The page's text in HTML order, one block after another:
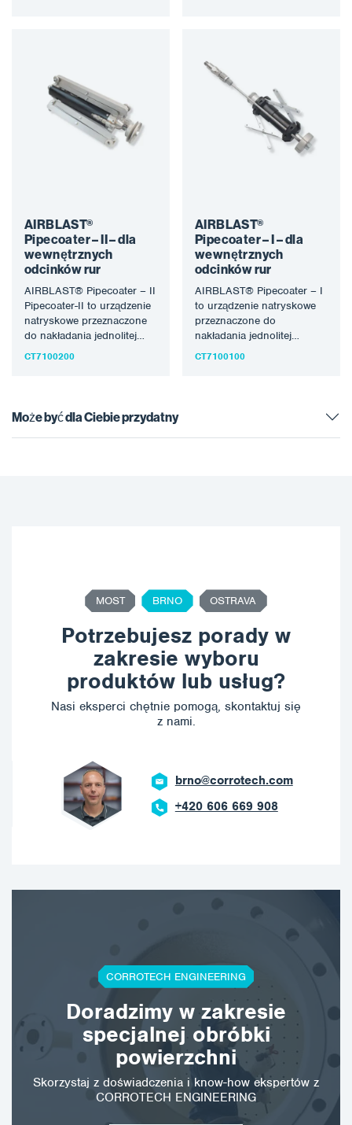
AIRBLAST®
Pipecoater – II – dla
wewnętrznych
odcinków rur
AIRBLAST® Pipecoater – II
Pipecoater-II to urządzenie
natryskowe przeznaczone
do nakładania jednolitej
powłoki na wewnętrzną
CT7100200
AIRBLAST®
Pipecoater – I – dla
wewnętrznych
odcinków rur
AIRBLAST® Pipecoater – I
to urządzenie natryskowe
przeznaczone do
nakładania jednolitej
powłoki na wewnętrzną
CT7100100
Może być dla Ciebie przydatny
MOST BRNO OSTRAVA
Potrzebujesz porady w
zakresie wyboru
produktów lub usług?
Nasi eksperci chętnie pomogą, skontaktuj się
z nami.
brno@corrotech.com
+420 606 669 908
CORROTECH ENGINEERING
Doradzimy w zakresie
specjalnej obróbki
powierzchni
Skorzystaj z doświadczenia i know-how ekspertów z
CORROTECH ENGINEERING